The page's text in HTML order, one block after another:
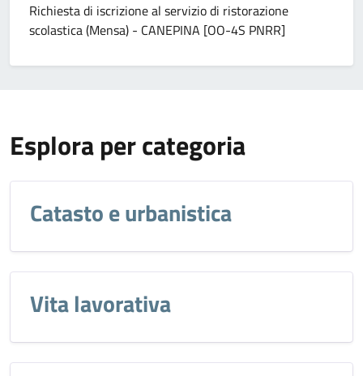
Richiesta di iscrizione al servizio di ristorazione
scolastica (Mensa) - CANEPINA [OO-4S PNRR]
Esplora per categoria
Catasto e urbanistica
Vita lavorativa